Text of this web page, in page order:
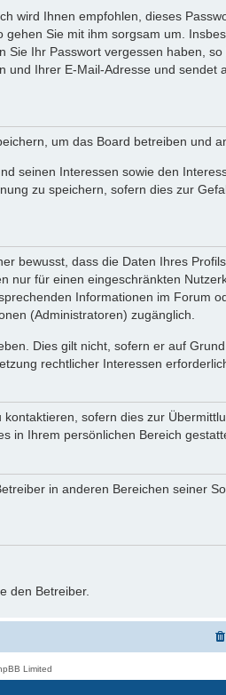
wird Ihnen empfohlen, dieses
Sie mit ihm sorgsam um.
Ihr Passwort vergessen haben,
und Ihrer E-Mail-Adresse und sendet
um das Board betreiben und
seinen Interessen sowie den
zu speichern, sofern dies zur
bewusst, dass die Daten Ihres
nur für einen eingeschränkten
Informationen im Forum
(Administratoren) zugänglich.
Dies gilt nicht, sofern er auf
rechtlicher Interessen
sofern dies zur
in Ihrem persönlichen Bereich
in anderen Bereichen seiner
den Betreiber.
Limited